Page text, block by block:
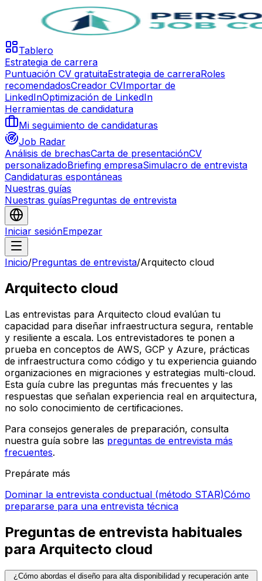
Tablero
Estrategia de carrera
Puntuación CV gratuitaEstrategia de carreraRoles
recomendadosCreador CVImportar de
LinkedInOptimización de LinkedIn
Herramientas de candidatura
Mi seguimiento de candidaturas
Job Radar
Análisis de brechasCarta de presentaciónCV
personalizadoBriefing empresaSimulacro de entrevista
Candidaturas espontáneas
Nuestras guías
Nuestras guíasPreguntas de entrevista
Iniciar sesiónEmpezar
Inicio/Preguntas de entrevista/Arquitecto cloud
Arquitecto cloud
Las entrevistas para Arquitecto cloud evalúan tu
capacidad para diseñar infraestructura segura, rentable
y resiliente a escala. Los entrevistadores te ponen a
prueba en conceptos de AWS, GCP y Azure, prácticas
de infraestructura como código y tu experiencia guiando
organizaciones en migraciones y estrategias multi-cloud.
Esta guía cubre las preguntas más frecuentes y las
respuestas que señalan experiencia real en arquitectura,
no solo conocimiento de certificaciones.
Para consejos generales de preparación, consulta
nuestra guía sobre las preguntas de entrevista más
frecuentes.
Prepárate más
Dominar la entrevista conductual (método STAR)Cómo
prepararse para una entrevista técnica
Preguntas de entrevista habituales
para Arquitecto cloud
¿Cómo abordas el diseño para alta disponibilidad y recuperación ante